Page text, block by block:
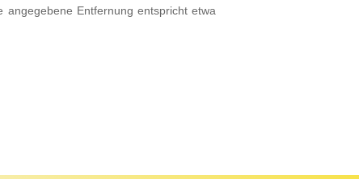
angegebene Entfernung entspricht etwa